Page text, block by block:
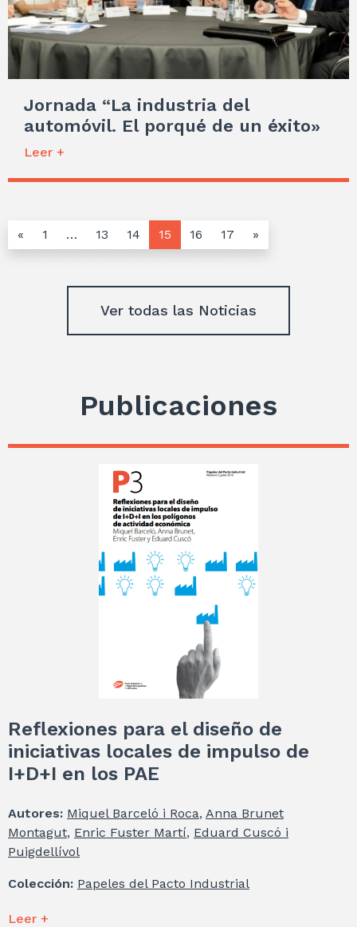
Jornada “La industria del
automóvil. El porqué de un éxito»
Leer +
« 1 … 13 14 15 16 17 »
Ver todas las Noticias
Publicaciones
Reflexiones para el diseño de
iniciativas locales de impulso de
I+D+I en los PAE
Autores: Miquel Barceló i Roca, Anna Brunet
Montagut, Enric Fuster Martí, Eduard Cuscó i
Puigdellívol
Colección: Papeles del Pacto Industrial
Leer +